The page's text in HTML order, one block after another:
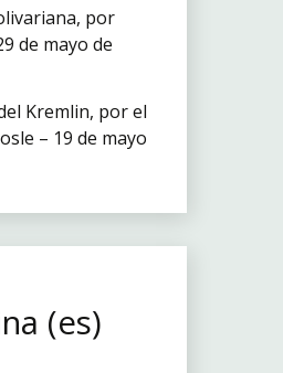
por
de mayo de
Kremlin, por el
– 19 de mayo
(es)